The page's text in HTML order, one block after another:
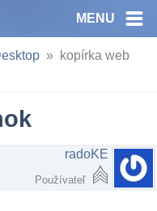
MENU
kopírka web
radoKE
Používateľ